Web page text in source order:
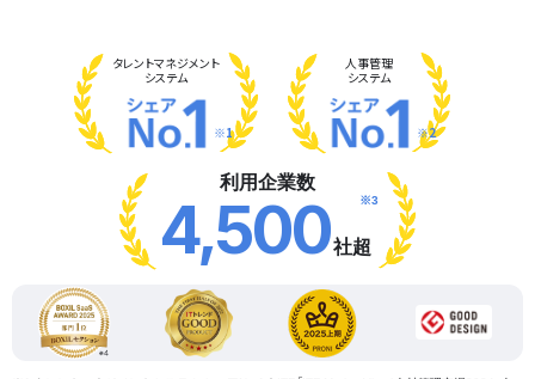
タレントマネジメント
システム
※1
人事管理
システム
※2
利用企業数
4,500社超
※3